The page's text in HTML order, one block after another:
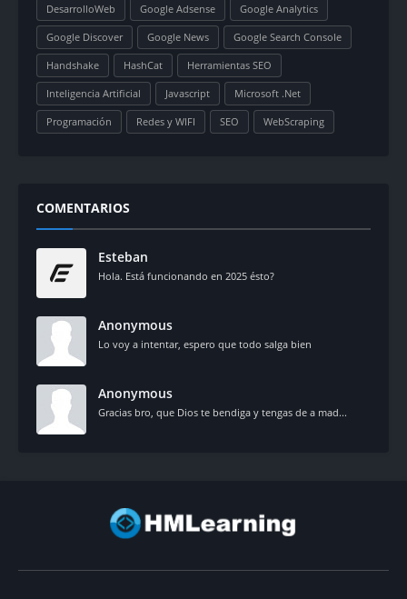
DesarrolloWeb Google Adsense Google Analytics
Google Discover Google News Google Search Console
Handshake HashCat Herramientas SEO
Inteligencia Artificial Javascript Microsoft .Net
Programación Redes y WIFI SEO WebScraping
COMENTARIOS
Esteban
Hola. Está funcionando en 2025 ésto?
Anonymous
Lo voy a intentar, espero que todo salga bien
Anonymous
Gracias bro, que Dios te bendiga y tengas de a mad...